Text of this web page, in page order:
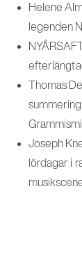
Helene
legenden
Thomas
Joseph
lördagar i